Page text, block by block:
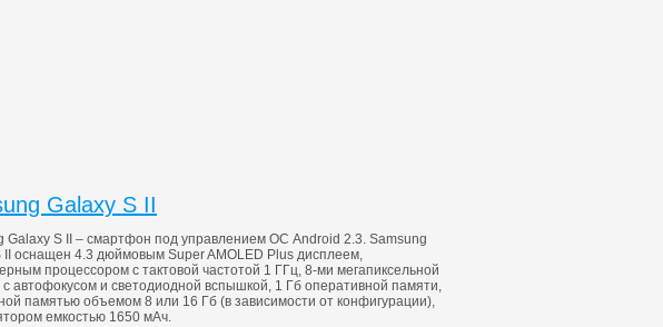
Galaxy S II
Galaxy S II – смартфон под управлением ОС Android 2.3. Samsung
II оснащен 4.3 дюймовым Super AMOLED Plus дисплеем,
процессором с тактовой частотой 1 ГГц, 8-ми мегапиксельной
автофокусом и светодиодной вспышкой, 1 Гб оперативной памяти,
памятью объемом 8 или 16 Гб (в зависимости от конфигурации),
емкостью 1650 мАч.